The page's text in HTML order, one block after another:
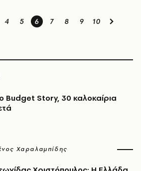
4 5 6 7 8 9 10
Budget Story, 30 καλοκαίρια
Χαραλαμπίδης